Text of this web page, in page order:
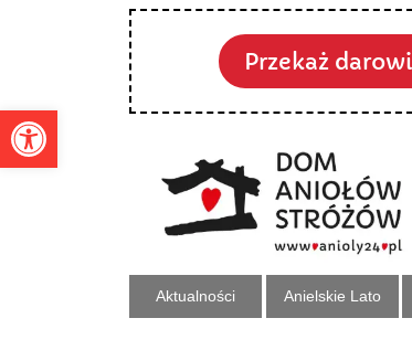
Otwórz pasek narzędzi
Przekaż
Aktualności Anielskie Lato